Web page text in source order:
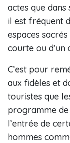
actes que dans
il est fréquent
espaces
courte ou d’un
C’est pour
aux fidèles et
touristes que
programme
l’entrée de
hommes